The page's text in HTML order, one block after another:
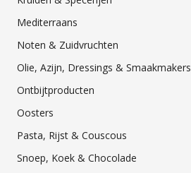
Mediterraans
Noten & Zuidvruchten
Olie, Azijn, Dressings & Smaakmakers
Ontbijtproducten
Oosters
Pasta, Rijst & Couscous
Snoep, Koek & Chocolade